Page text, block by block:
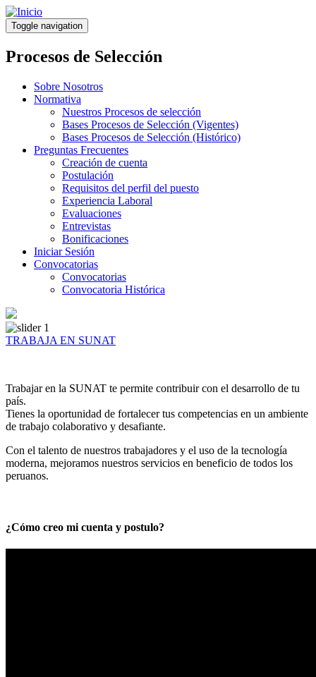
Pasar
al
contenido
principal
Toggle navigation
Procesos de Selección
Sobre Nosotros
Normativa
Nuestros Procesos de selección
Bases Procesos de Selección (Vigentes)
Bases Procesos de Selección (Histórico)
Preguntas Frecuentes
Creación de cuenta
Postulación
Requisitos del perfil del puesto
Experiencia Laboral
Evaluaciones
Entrevistas
Bonificaciones
Iniciar Sesión
Convocatorias
Convocatorias
Convocatoria Histórica
TRABAJA EN SUNAT
Trabajar en la SUNAT te permite contribuir con el desarrollo de tu
país.
Tienes la oportunidad de fortalecer tus competencias en un ambiente
de trabajo colaborativo y desafiante.
Con el talento de nuestros trabajadores y el uso de la tecnología
moderna, mejoramos nuestros servicios en beneficio de todos los
peruanos.
¿Cómo creo mi cuenta y postulo?